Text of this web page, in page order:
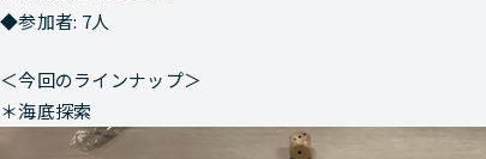
◆参加者: 7人
＜今回のラインナップ＞
＊海底探索